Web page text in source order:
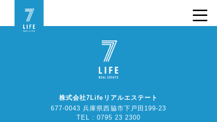
株式会社7Lifeリアルエステート
677-0043 兵庫県西脇市下戸田199-23
TEL : 0795 23 2300